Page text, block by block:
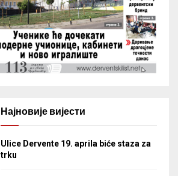
Најновије вијести
Ulice Dervente 19. aprila biće staza za
trku